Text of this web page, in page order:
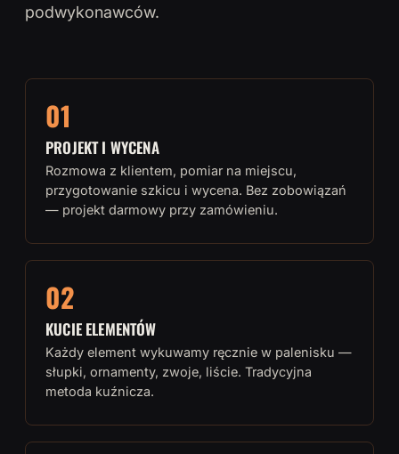
podwykonawców.
01
PROJEKT I WYCENA
Rozmowa z klientem, pomiar na miejscu,
przygotowanie szkicu i wycena. Bez zobowiązań
— projekt darmowy przy zamówieniu.
02
KUCIE ELEMENTÓW
Każdy element wykuwamy ręcznie w palenisku —
słupki, ornamenty, zwoje, liście. Tradycyjna
metoda kuźnicza.